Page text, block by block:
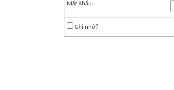
Mật Khẩu:
Ghi nhớ?